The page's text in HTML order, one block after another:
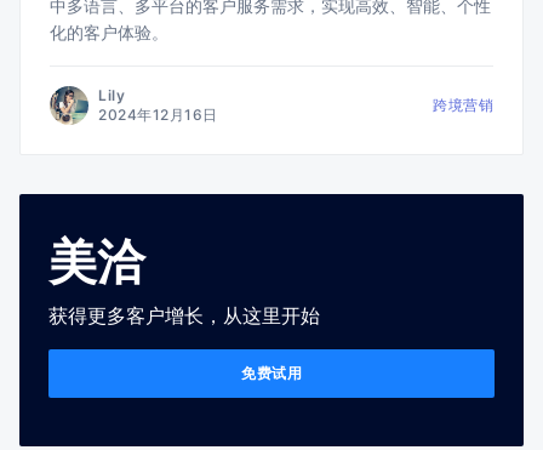
中多语言、多平台的客户服务需求，实现高效、智能、个性
化的客户体验。
Lily
2024年12月16日
跨境营销
美洽
获得更多客户增长，从这里开始
免费试用